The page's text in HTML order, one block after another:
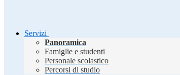
Servizi
Panoramica
Famiglie e studenti
Personale scolastico
Percorsi di studio